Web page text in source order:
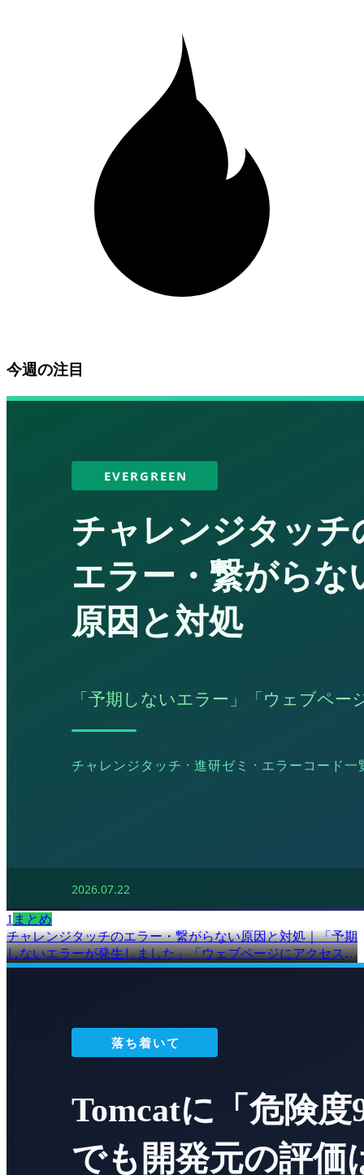
今週の注目
1 まとめ
チャレンジタッチのエラー・繋がらない原因と対処｜「予期
しないエラーが発生しました」「ウェブページにアクセスで
きません」